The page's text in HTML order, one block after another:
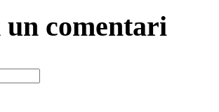
un comentari